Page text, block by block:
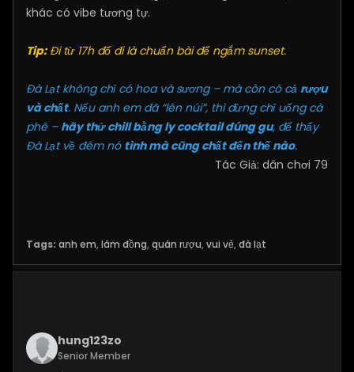
khác có vibe tương tự.
Tip:Đi từ 17h đổ đi là chuẩn bài để ngắm sunset.
Đà Lạt không chỉ có hoa và sương – mà còn có cả rượu
và chất. Nếu anh em đã “lên núi”, thì đừng chỉ uống cà
phê – hãy thử chill bằng ly cocktail đúng gu, để thấy
Đà Lạt về đêm nó tình mà cũng chất đến thế nào.
Tác Giả: dân chơi 79
Tags: anh em, lâm đồng, quán rượu, vui vẻ, đà lạt
hung123zo
Senior Member